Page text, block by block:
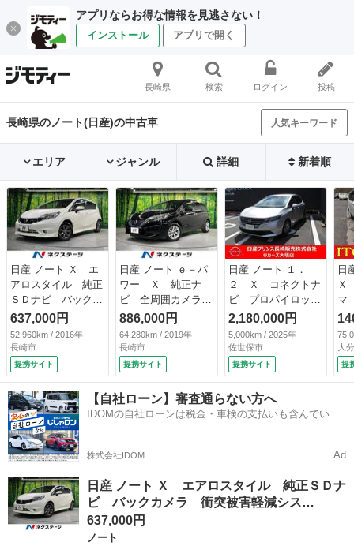
アプリならお得な情報を見逃さない！
インストール アプリで開く
長崎県 検索 ログイン 投稿
長崎県のノート(日産)の中古車 人気キーワード
エリア ジャンル 詳細 新着順
日産 ノート Ｘ エ
アロスタイル 純正
ＳＤナビ バックカ
メラ 衝突被害軽減
システム 禁煙車
スマートキー ＥＴ
Ｃ 純正１５インチ
アルミ 車線逸脱警
報 オートライト
オートエアコン Ｂ
ｌｕｅｔｏｏｔｈ
（検9.3）
637,000円
52,960km / 2016年
長崎市
提携サイト
日産 ノート ｅ－パ
ワー Ｘ 純正ナ
ビ 全周囲カメラ
衝突被害軽減システ
ム デジタルインナ
ーミラー 禁煙車
ドラレコ コーナー
センサー スマート
キー ＬＥＤヘッ
ド ＥＴＣ 純正１
５インチアルミ 車
9.6）
886,000円
64,280km / 2019年
長崎市
提携サイト
日産 ノート １．
２ Ｘ コネクトナ
ビ プロパイロット
（検10.1）
2,180,000円
5,000km / 2025年
佐世保市
提携サイト
日
Ｘ
マ
ス
デ
コ
ラ
（
大
提
【自社ローン】審査通らない方へ
IDOMの自社ローンは税金・車検の支払いも含んでいる
株式会社IDOM Ad
日産 ノート Ｘ エアロスタイル 純正ＳＤナ
ビ バックカメラ 衝突被害軽減シス…
637,000円
ノート